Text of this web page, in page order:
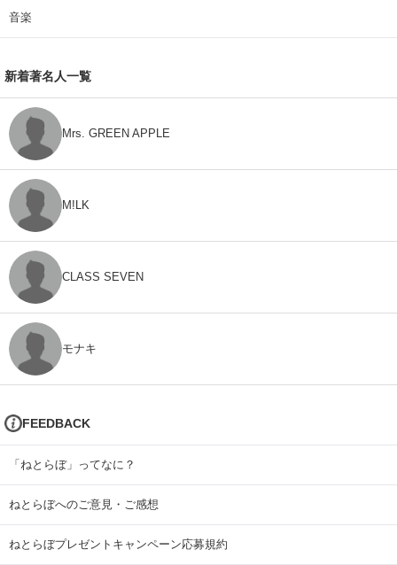
音楽
新着著名人一覧
Mrs. GREEN APPLE
M!LK
CLASS SEVEN
モナキ
FEEDBACK
「ねとらぼ」ってなに？
ねとらぼへのご意見・ご感想
ねとらぼプレゼントキャンペーン応募規約